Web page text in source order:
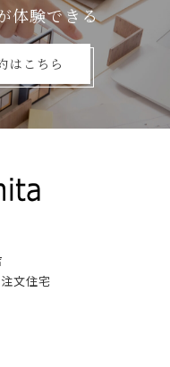
体験できる
はこちら
⽂住宅